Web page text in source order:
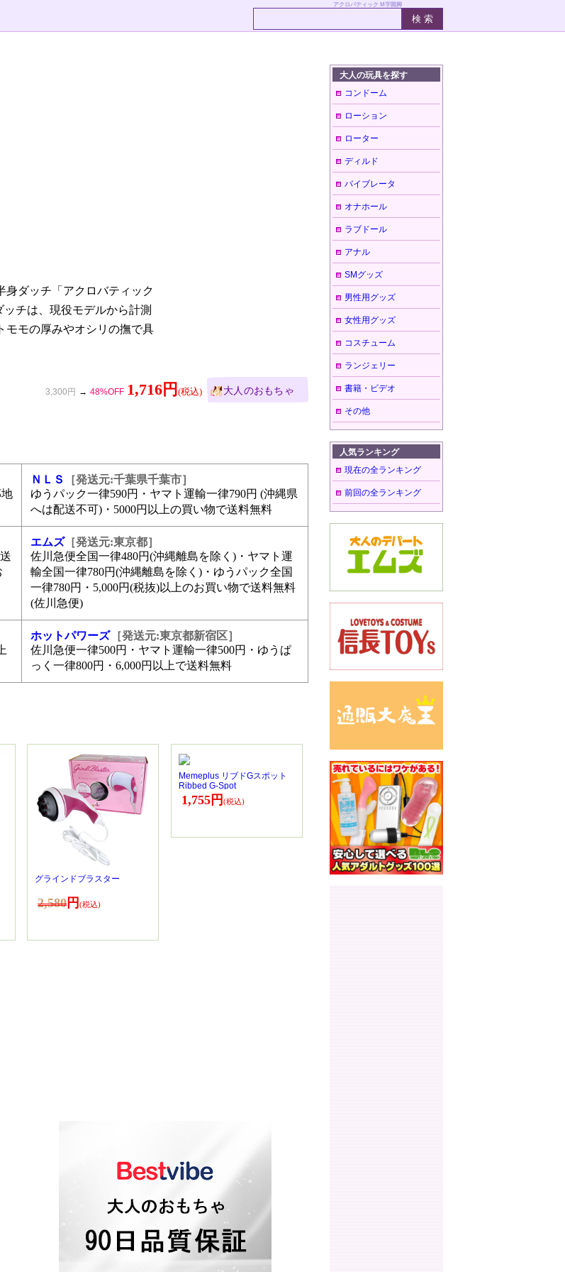
アクロバティック M字開脚
身ダッチ「アクロバティック
チは、現役モデルから計測
モモの厚みやオシリの撫で具
3,300円 48 1,716円 大人のおもちゃ
ＮＬＳ
［発送元:千葉県千葉市］
ゆうパック一律590円・ヤマト運輸一律790円 (沖縄県
へは配送不可)・5000円以上の買い物で送料無料
エムズ［発送元:東京都］
佐川急便全国一律480円(沖縄離島を除く)・ヤマト運
輸全国一律780円(沖縄離島を除く)・ゆうパック全国
一律780円・5,000円(税抜)以上のお買い物で送料無料
(佐川急便)
ホットパワーズ ［発送元:東京都新宿区］
佐川急便一律500円・ヤマト運輸一律500円・ゆうぱ
っく一律800円・6,000円以上で送料無料
グラインドブラスター
2,580 円
Memeplus リブドGスポット
Ribbed G-Spot
1,755円
大人の玩具を探す
コンドーム
ローション
ローター
ディルド
バイブレータ
オナホール
ラブドール
アナル
SMグッズ
男性用グッズ
女性用グッズ
コスチューム
ランジェリー
書籍・ビデオ
その他
人気ランキング
現在の全ランキング
前回の全ランキング